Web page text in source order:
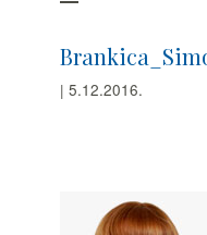
| 5.12.2016.